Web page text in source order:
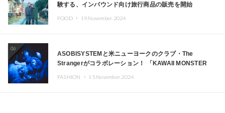
験する、インバウンド向け旅行商品の販売を開始
FOOD ・ 19.November.2024
06
ASOBISYSTEMと米ニューヨークのクラブ・The
Strangerがコラボレーション！ 「KAWAII MONSTER
FASHION ・ 15.November.2024